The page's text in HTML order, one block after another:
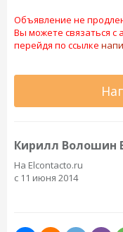
Объявление не
Вы можете связаться с
перейдя по ссылке
Кирилл Волошин
На Elcontacto.ru
с 11 июня 2014